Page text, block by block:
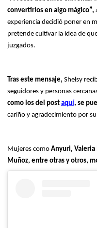
convertirlos en algo mágico”,
experiencia decidió poner en
pretende cultivar la idea de
juzgados.
Tras este mensaje, Shelsy
seguidores y personas
como los del post aquí, se
cariño y agradecimiento por
Mujeres como Anyuri, Valeria
Muñoz, entre otras y otros,